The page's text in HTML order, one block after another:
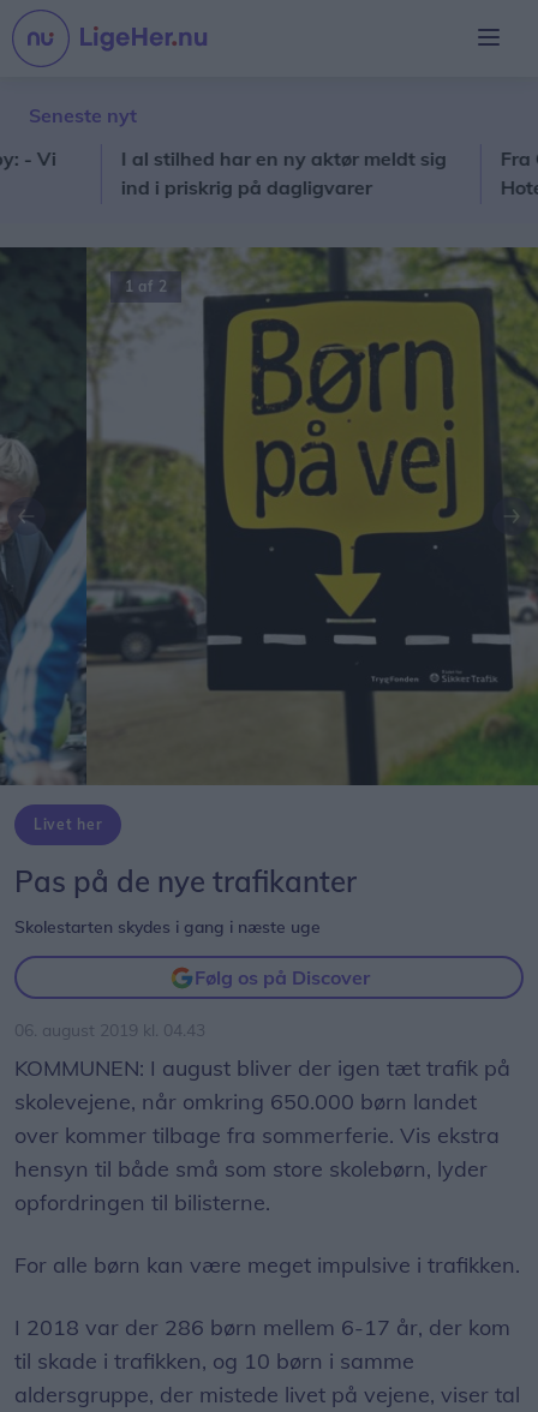
Seneste nyt
I al stilhed har en ny aktør meldt sig
ind i priskrig på dagligvarer
Fra Okê
Hotel
Forrige
Livet her
Pas på de nye trafikanter
Skolestarten skydes i gang i næste uge
Følg os på Discover
06. august 2019 kl. 04.43
KOMMUNEN: I august bliver der igen tæt trafik på
skolevejene, når omkring 650.000 børn landet
over kommer tilbage fra sommerferie. Vis ekstra
hensyn til både små som store skolebørn, lyder
opfordringen til bilisterne.
For alle børn kan være meget impulsive i trafikken.
I 2018 var der 286 børn mellem 6-17 år, der kom
til skade i trafikken, og 10 børn i samme
aldersgruppe, der mistede livet på vejene, viser tal